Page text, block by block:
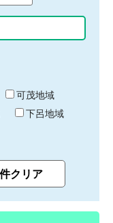
可茂地域
下呂地域